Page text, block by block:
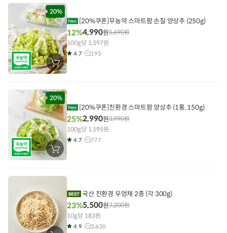
에
담
기
20%
장
바
에
담
기
[20%쿠폰]무농약 스마트팜 손질 양상추 (250g)
12%4,990원5,690원
100g당 1,597원
4.7 195
20%
장
바
에
[20%쿠폰]친환경 스마트팜 양상추 (1통, 150g)
25%2,990원3,990원
100g당 1,595원
4.7 777
국산 친환경 우엉채 2종 (각 300g)
23%5,500원7,200원
10g당 183원
4.9 3,630